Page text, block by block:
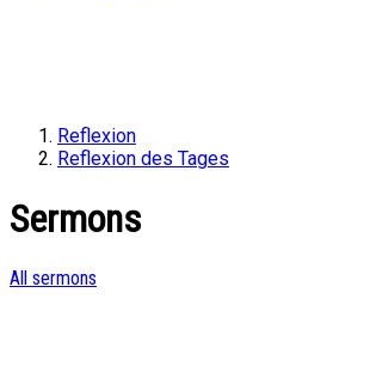
Reflexion
Reflexion des Tages
Sermons
All sermons